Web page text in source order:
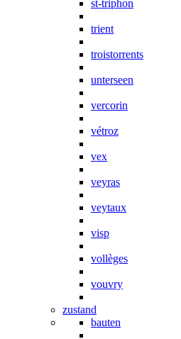
st-triphon
trient
troistorrents
unterseen
vercorin
vétroz
vex
veyras
veytaux
visp
vollèges
vouvry
zustand
bauten